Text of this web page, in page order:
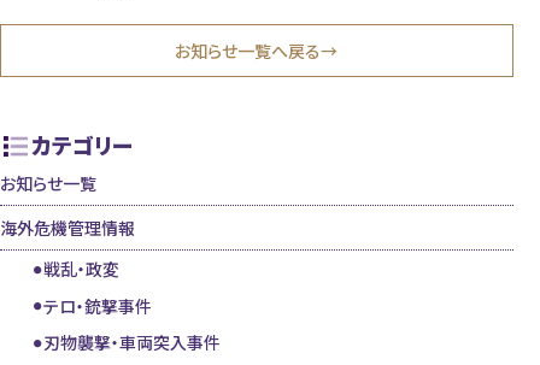
カテゴリー
お知らせ一覧
海外危機管理情報
戦乱・政変
テロ・銃撃事件
刃物襲撃・車両突入事件
お知らせ一覧へ戻る→